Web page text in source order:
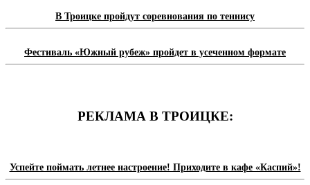
В Троицке пройдут соревнования по теннису
Фестиваль «Южный рубеж» пройдет в усеченном формате
РЕКЛАМА В ТРОИЦКЕ:
Успейте поймать летнее настроение! Приходите в кафе «Каспий»!